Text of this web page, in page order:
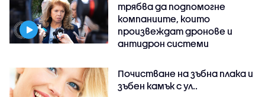
трябва да подпомогне
компаниите, които
произвеждат дронове и
антидрон системи
Почистване на зъбна плака и
зъбен камък с ул..